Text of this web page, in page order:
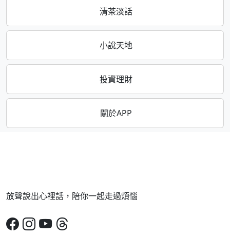
清茶淡話
小說天地
投資理財
關於APP
放聲說出心裡話，陪你一起走過煩惱